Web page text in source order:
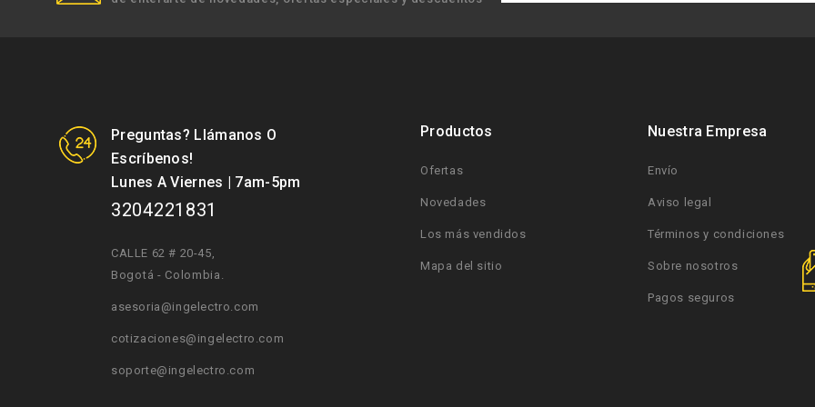
Preguntas? Llámanos O
Escríbenos!
Lunes A Viernes | 7am-5pm
3204221831
CALLE 62 # 20-45,
Bogotá - Colombia.
asesoria@ingelectro.com
cotizaciones@ingelectro.com
soporte@ingelectro.com
Productos
Ofertas
Novedades
Los más vendidos
Mapa del sitio
Nuestra Empresa
Envío
Aviso legal
Términos y condiciones
Sobre nosotros
Pagos seguros